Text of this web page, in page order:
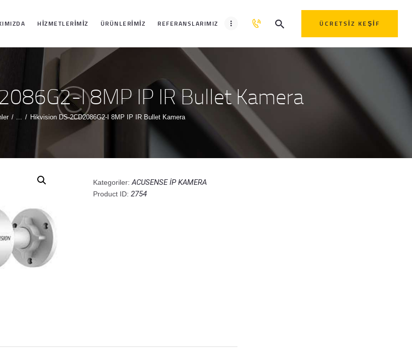
HIZMETLERIMIZ ÜRÜNLERIMIZ REFERANSLARIMIZ ÜCRETSIZ KEŞIF
I 8MP IP IR Bullet Kamera
... Hikvision DS-2CD2086G2-I 8MP IP IR Bullet Kamera
Kategoriler: ACUSENSE İP KAMERA
Product ID: 2754